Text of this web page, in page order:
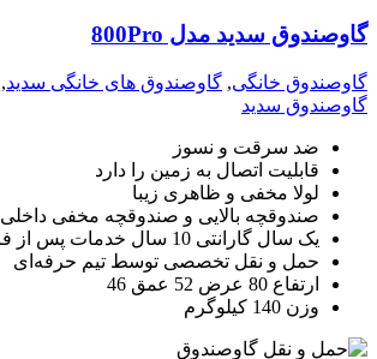
گاوصندوق سدید مدل 800Pro
گاوصندوق خانگی, گاوصندوق های خانگی سدید,
گاوصندوق سدید
ضد سرقت و نسوز
قابلیت اتصال به زمین را دارد
لولا مخفی و ظاهری زیبا
صندوقچه بالایی و صندوقچه مخفی داخلی
یک سال گارانتی 10 سال خدمات پس از فروش
حمل و نقل تخصصی توسط تیم حرفه‌ای
ارتفاع 80 عرض 52 عمق 46
وزن 140 کیلوگرم